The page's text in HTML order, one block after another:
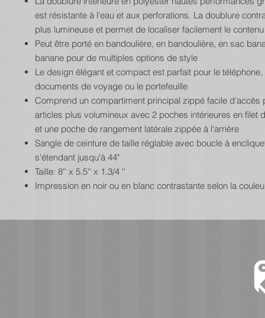
est résistante à l'eau et aux perforations. La doublure
plus lumineuse et permet de localiser facilement le contenu
Peut être porté en bandoulière, en bandoulière, en sac
banane pour de multiples options de style
Le design élégant et compact est parfait pour le
documents de voyage ou le portefeuille
Comprend un compartiment principal zippé facile d'accès
articles plus volumineux avec 2 poches intérieures en filet
et une poche de rangement latérale zippée à l'arrière
Sangle de ceinture de taille réglable avec boucle à
s'étendant jusqu'à 44"
Taille: 8'' x 5.5'' x 1.3/4 ''
Impression en noir ou en blanc contrastante selon la